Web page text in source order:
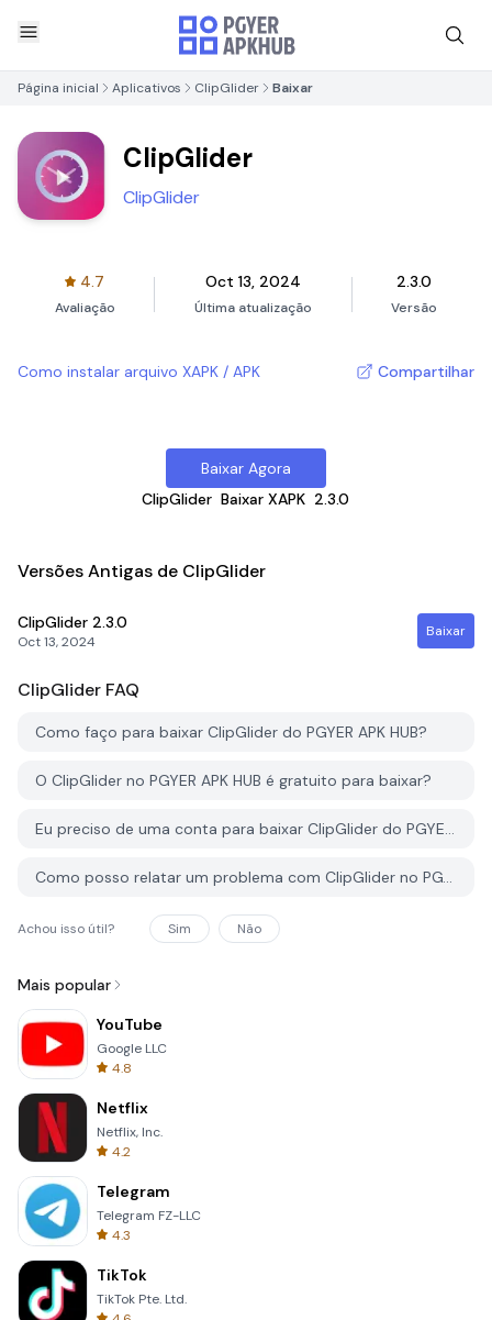
Página inicial Aplicativos ClipGlider Baixar
ClipGlider
ClipGlider
4.7
Avaliação
Oct 13, 2024
Última atualização
2.3.0
Versão
Como instalar arquivo XAPK / APK Compartilhar
Baixar Agora
ClipGlider Baixar XAPK 2.3.0
Versões Antigas de ClipGlider
ClipGlider 2.3.0
Oct 13, 2024
Baixar
ClipGlider FAQ
Como faço para baixar ClipGlider do PGYER APK HUB?
O ClipGlider no PGYER APK HUB é gratuito para baixar?
Eu preciso de uma conta para baixar ClipGlider do PGYER APK HUB?
Como posso relatar um problema com ClipGlider no PGYER APK HUB?
Achou isso útil? Sim Não
Mais popular
YouTube
Google LLC
4.8
Netflix
Netflix, Inc.
4.2
Telegram
Telegram FZ-LLC
4.3
TikTok
TikTok Pte. Ltd.